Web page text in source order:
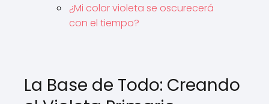
¿Mi color violeta se oscurecerá
con el tiempo?
La Base de Todo: Creando